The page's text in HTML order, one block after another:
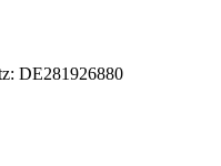
DE281926880